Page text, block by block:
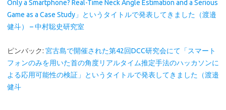
Only a Smartphone? Real-Time Neck Angle Estimation and a Serious
Game as a Case Study」というタイトルで発表してきました（渡邉
健斗） – 中村聡史研究室
ピンバック: 宮古島で開催された第42回DCC研究会にて「スマート
フォンのみを用いた首の角度リアルタイム推定手法のハッカソンに
よる応用可能性の検証」というタイトルで発表してきました（渡邉
健斗